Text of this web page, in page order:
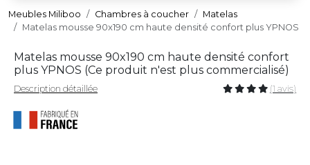
Meubles Miliboo Chambres à coucher
Matelas
Matelas mousse 90x190 cm haute densité confort plus YPNOS
Matelas mousse 90x190 cm haute densité confort
plus YPNOS (Ce produit n'est plus commercialisé)
Description détaillée (1 avis)